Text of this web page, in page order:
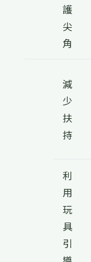
護
尖
角
減
少
扶
持
利
用
玩
具
引